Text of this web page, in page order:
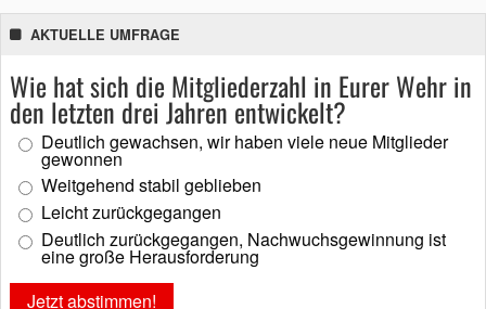
AKTUELLE UMFRAGE
Wie hat sich die Mitgliederzahl in Eurer Wehr in
den letzten drei Jahren entwickelt?
Deutlich gewachsen, wir haben viele neue Mitglieder
gewonnen
Weitgehend stabil geblieben
Leicht zurückgegangen
Deutlich zurückgegangen, Nachwuchsgewinnung ist
eine große Herausforderung